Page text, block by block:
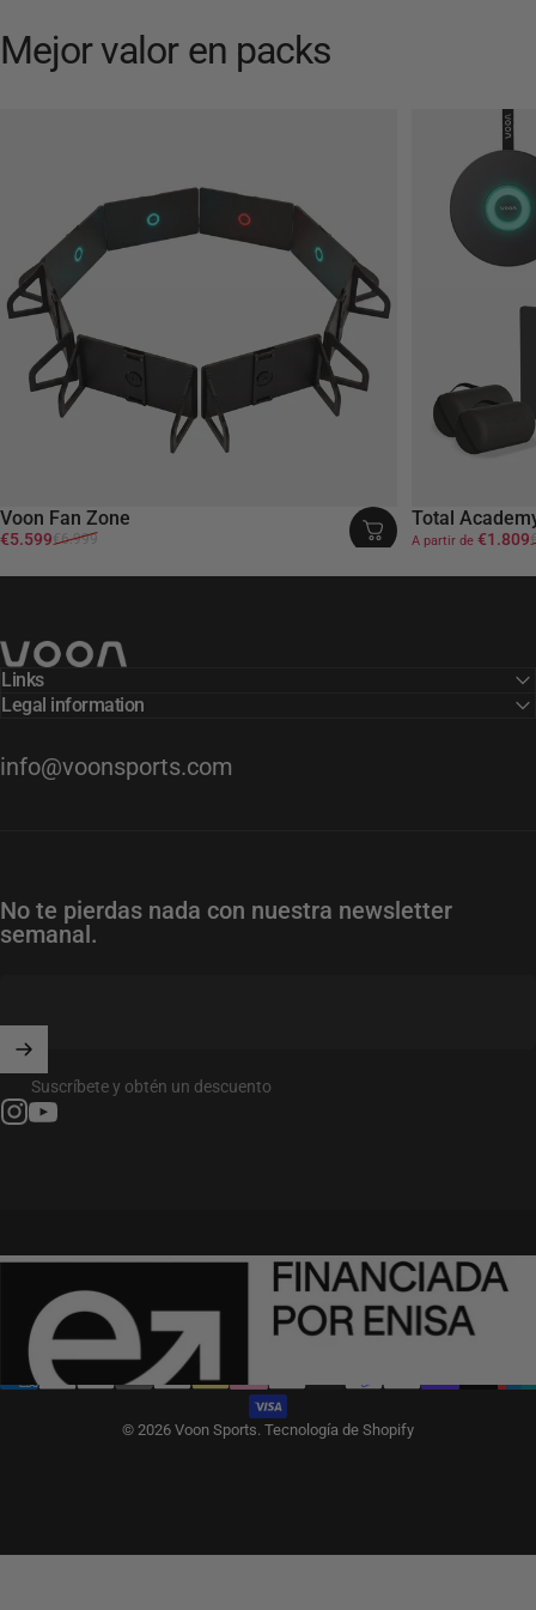
Mejorvalor en packs
Voon Fan Zone
Precio de oferta
€5.599
Precio habitual
€6.999
Total
Precio de
A partir de€1.809
Precio habitual
Voon Sports
Links
Legal information
info@voonsports.com
No te pierdas nada con nuestra newsletter
semanal.
Suscríbete y obtén un descuento
© 2026 Voon Sports. Tecnología de Shopify
Idioma
Español